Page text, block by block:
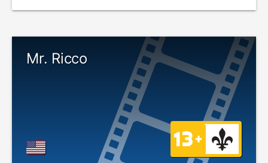
Mr. Ricco